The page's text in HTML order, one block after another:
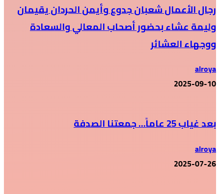
رجال الأعمال شعبان جدوع وأيمن الحردان يقيمان
وليمة عشاء بحضور أصحاب المعالي والسعادة
ووجهاء العشائر
alroya
2025-09-10
بعد غياب 25 عاماً… جمعتنا الصدفة
alroya
2025-07-26